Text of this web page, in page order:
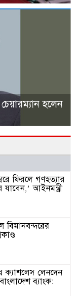
চেয়ারম্যান হলেন
ফিরলে গণহত্যার
যাবেন,’ আইনমন্ত্রী
বিমানবন্দরের
ক্যাশলেস লেনদেন
ব্যাংক: